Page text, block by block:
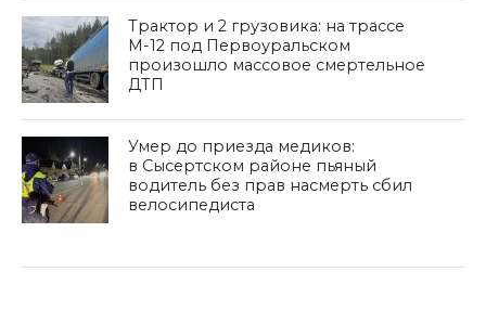
Трактор и 2 грузовика: на трассе
М-12 под Первоуральском
произошло массовое смертельное
ДТП
Умер до приезда медиков:
в Сысертском районе пьяный
водитель без прав насмерть сбил
велосипедиста